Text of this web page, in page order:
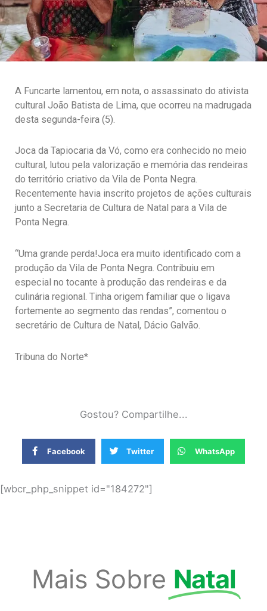
A Funcarte lamentou, em nota, o assassinato do ativista
cultural João Batista de Lima, que ocorreu na madrugada
desta segunda-feira (5).
Joca da Tapiocaria da Vó, como era conhecido no meio
cultural, lutou pela valorização e memória das rendeiras
do território criativo da Vila de Ponta Negra.
Recentemente havia inscrito projetos de ações culturais
junto a Secretaria de Cultura de Natal para a Vila de
Ponta Negra.
“Uma grande perda!Joca era muito identificado com a
produção da Vila de Ponta Negra. Contribuiu em
especial no tocante à produção das rendeiras e da
culinária regional. Tinha origem familiar que o ligava
fortemente ao segmento das rendas”, comentou o
secretário de Cultura de Natal, Dácio Galvão.
Tribuna do Norte*
Gostou? Compartilhe...
Facebook Twitter WhatsApp
[wbcr_php_snippet id="184272"]
Mais Sobre Natal